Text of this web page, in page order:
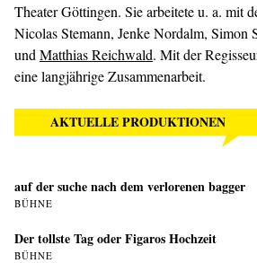
Theater Göttingen. Sie arbeitete u. a. mit
Nicolas Stemann, Jenke Nordalm, Simon
und Matthias Reichwald. Mit der
eine langjährige Zusammenarbeit.
AKTUELLE PRODUKTIONEN
auf der suche nach dem verlorenen bagger
BÜHNE
Der tollste Tag oder Figaros Hochzeit
BÜHNE